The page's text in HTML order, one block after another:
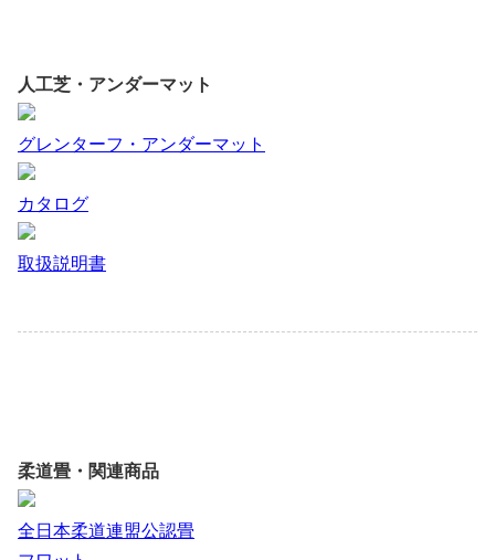
人工芝・アンダーマット
グレンターフ・アンダーマット
カタログ
取扱説明書
柔道畳・関連商品
全日本柔道連盟公認畳